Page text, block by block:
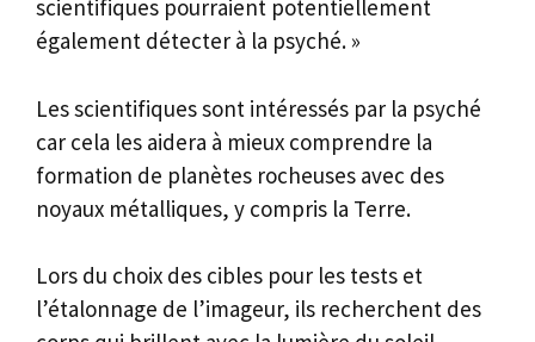
scientifiques pourraient potentiellement
également détecter à la psyché. »
Les scientifiques sont intéressés par la psyché
car cela les aidera à mieux comprendre la
formation de planètes rocheuses avec des
noyaux métalliques, y compris la Terre.
Lors du choix des cibles pour les tests et
l’étalonnage de l’imageur, ils recherchent des